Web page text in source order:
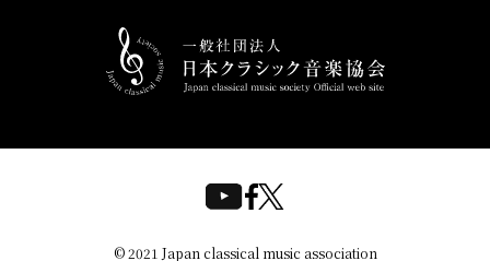
© 2021 Japan classical music association